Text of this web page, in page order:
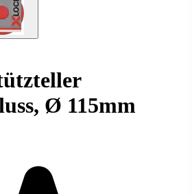
Ø 115mm